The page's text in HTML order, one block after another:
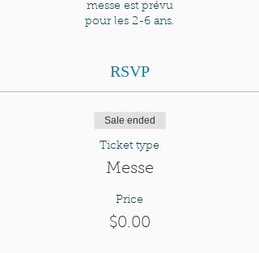
messe est prévu
pour les 2-6 ans.
RSVP
Sale ended
Ticket type
Messe
Price
$0.00